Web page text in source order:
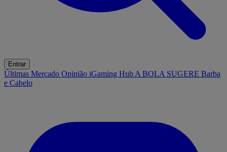
Entrar
Últimas Mercado Opinião iGaming Hub A BOLA SUGERE Barba
e Cabelo